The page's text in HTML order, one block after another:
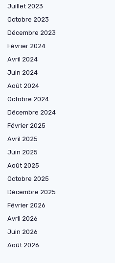
Juillet 2023
Octobre 2023
Décembre 2023
Février 2024
Avril 2024
Juin 2024
Août 2024
Octobre 2024
Décembre 2024
Février 2025
Avril 2025
Juin 2025
Août 2025
Octobre 2025
Décembre 2025
Février 2026
Avril 2026
Juin 2026
Août 2026